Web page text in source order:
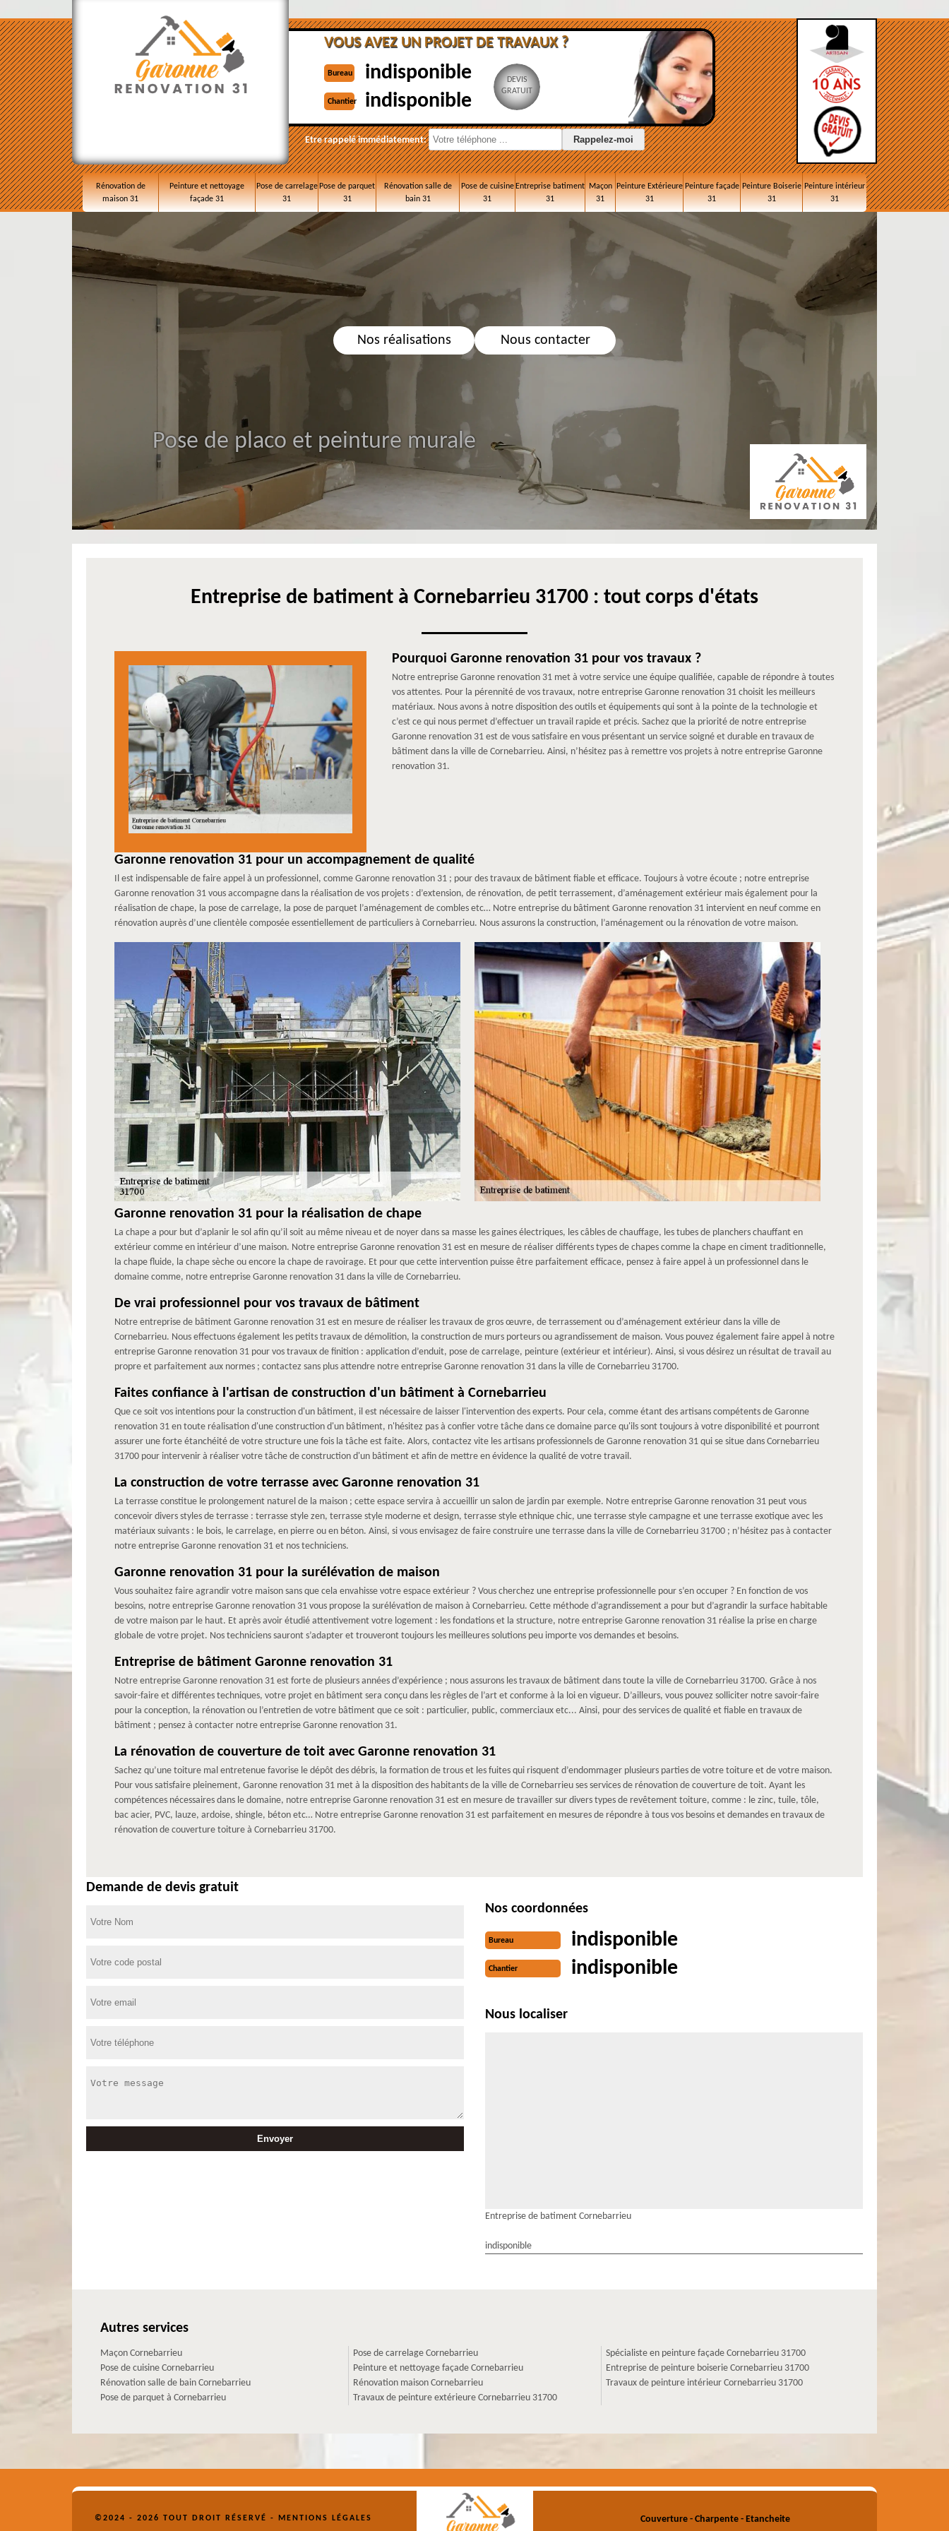
VOUS AVEZ UN PROJET DE TRAVAUX ?
Bureau indisponible
Chantier indisponible
DEVIS
GRATUIT
Etre rappelé immédiatement:
Rénovation de
maison 31
Peinture et nettoyage
façade 31
Pose de carrelage
31
Pose de parquet
31
Rénovation salle de
bain 31
Pose de cuisine
31
Entreprise batiment
31
Maçon
31
Peinture Extérieure
31
Peinture façade
31
Peinture Boiserie
31
Peinture intérieur
31
Nos réalisations Nous contacter
Pose de placo et peinture murale
Entreprise de batiment à Cornebarrieu 31700 : tout corps d'états
Pourquoi Garonne renovation 31 pour vos travaux ?
Notre entreprise Garonne renovation 31 met à votre service une équipe qualifiée, capable de répondre à toutes
vos attentes. Pour la pérennité de vos travaux, notre entreprise Garonne renovation 31 choisit les meilleurs
matériaux. Nous avons à notre disposition des outils et équipements qui sont à la pointe de la technologie et
c’est ce qui nous permet d’effectuer un travail rapide et précis. Sachez que la priorité de notre entreprise
Garonne renovation 31 est de vous satisfaire en vous présentant un service soigné et durable en travaux de
bâtiment dans la ville de Cornebarrieu. Ainsi, n’hésitez pas à remettre vos projets à notre entreprise Garonne
renovation 31.
Garonne renovation 31 pour un accompagnement de qualité
Il est indispensable de faire appel à un professionnel, comme Garonne renovation 31 ; pour des travaux de bâtiment fiable et efficace. Toujours à votre écoute ; notre entreprise
Garonne renovation 31 vous accompagne dans la réalisation de vos projets : d’extension, de rénovation, de petit terrassement, d’aménagement extérieur mais également pour la
réalisation de chape, la pose de carrelage, la pose de parquet l’aménagement de combles etc… Notre entreprise du bâtiment Garonne renovation 31 intervient en neuf comme en
rénovation auprès d’une clientèle composée essentiellement de particuliers à Cornebarrieu. Nous assurons la construction, l’aménagement ou la rénovation de votre maison.
Garonne renovation 31 pour la réalisation de chape
La chape a pour but d’aplanir le sol afin qu’il soit au même niveau et de noyer dans sa masse les gaines électriques, les câbles de chauffage, les tubes de planchers chauffant en
extérieur comme en intérieur d’une maison. Notre entreprise Garonne renovation 31 est en mesure de réaliser différents types de chapes comme la chape en ciment traditionnelle,
la chape fluide, la chape sèche ou encore la chape de ravoirage. Et pour que cette intervention puisse être parfaitement efficace, pensez à faire appel à un professionnel dans le
domaine comme, notre entreprise Garonne renovation 31 dans la ville de Cornebarrieu.
De vrai professionnel pour vos travaux de bâtiment
Notre entreprise de bâtiment Garonne renovation 31 est en mesure de réaliser les travaux de gros œuvre, de terrassement ou d’aménagement extérieur dans la ville de
Cornebarrieu. Nous effectuons également les petits travaux de démolition, la construction de murs porteurs ou agrandissement de maison. Vous pouvez également faire appel à notre
entreprise Garonne renovation 31 pour vos travaux de finition : application d’enduit, pose de carrelage, peinture (extérieur et intérieur). Ainsi, si vous désirez un résultat de travail au
propre et parfaitement aux normes ; contactez sans plus attendre notre entreprise Garonne renovation 31 dans la ville de Cornebarrieu 31700.
Faites confiance à l'artisan de construction d'un bâtiment à Cornebarrieu
Que ce soit vos intentions pour la construction d'un bâtiment, il est nécessaire de laisser l'intervention des experts. Pour cela, comme étant des artisans compétents de Garonne
renovation 31 en toute réalisation d'une construction d'un bâtiment, n'hésitez pas à confier votre tâche dans ce domaine parce qu'ils sont toujours à votre disponibilité et pourront
assurer une forte étanchéité de votre structure une fois la tâche est faite. Alors, contactez vite les artisans professionnels de Garonne renovation 31 qui se situe dans Cornebarrieu
31700 pour intervenir à réaliser votre tâche de construction d'un bâtiment et afin de mettre en évidence la qualité de votre travail.
La construction de votre terrasse avec Garonne renovation 31
La terrasse constitue le prolongement naturel de la maison ; cette espace servira à accueillir un salon de jardin par exemple. Notre entreprise Garonne renovation 31 peut vous
concevoir divers styles de terrasse : terrasse style zen, terrasse style moderne et design, terrasse style ethnique chic, une terrasse style campagne et une terrasse exotique avec les
matériaux suivants : le bois, le carrelage, en pierre ou en béton. Ainsi, si vous envisagez de faire construire une terrasse dans la ville de Cornebarrieu 31700 ; n’hésitez pas à contacter
notre entreprise Garonne renovation 31 et nos techniciens.
Garonne renovation 31 pour la surélévation de maison
Vous souhaitez faire agrandir votre maison sans que cela envahisse votre espace extérieur ? Vous cherchez une entreprise professionnelle pour s’en occuper ? En fonction de vos
besoins, notre entreprise Garonne renovation 31 vous propose la surélévation de maison à Cornebarrieu. Cette méthode d’agrandissement a pour but d’agrandir la surface habitable
de votre maison par le haut. Et après avoir étudié attentivement votre logement : les fondations et la structure, notre entreprise Garonne renovation 31 réalise la prise en charge
globale de votre projet. Nos techniciens sauront s’adapter et trouveront toujours les meilleures solutions peu importe vos demandes et besoins.
Entreprise de bâtiment Garonne renovation 31
Notre entreprise Garonne renovation 31 est forte de plusieurs années d’expérience ; nous assurons les travaux de bâtiment dans toute la ville de Cornebarrieu 31700. Grâce à nos
savoir-faire et différentes techniques, votre projet en bâtiment sera conçu dans les règles de l’art et conforme à la loi en vigueur. D’ailleurs, vous pouvez solliciter notre savoir-faire
pour la conception, la rénovation ou l’entretien de votre bâtiment que ce soit : particulier, public, commerciaux etc... Ainsi, pour des services de qualité et fiable en travaux de
bâtiment ; pensez à contacter notre entreprise Garonne renovation 31.
La rénovation de couverture de toit avec Garonne renovation 31
Sachez qu’une toiture mal entretenue favorise le dépôt des débris, la formation de trous et les fuites qui risquent d’endommager plusieurs parties de votre toiture et de votre maison.
Pour vous satisfaire pleinement, Garonne renovation 31 met à la disposition des habitants de la ville de Cornebarrieu ses services de rénovation de couverture de toit. Ayant les
compétences nécessaires dans le domaine, notre entreprise Garonne renovation 31 est en mesure de travailler sur divers types de revêtement toiture, comme : le zinc, tuile, tôle,
bac acier, PVC, lauze, ardoise, shingle, béton etc… Notre entreprise Garonne renovation 31 est parfaitement en mesures de répondre à tous vos besoins et demandes en travaux de
rénovation de couverture toiture à Cornebarrieu 31700.
Demande de devis gratuit
Nos coordonnées
Bureau indisponible
Chantier indisponible
Nous localiser
Entreprise de batiment Cornebarrieu
indisponible
Autres services
Maçon Cornebarrieu
Pose de cuisine Cornebarrieu
Rénovation salle de bain Cornebarrieu
Pose de parquet à Cornebarrieu
Pose de carrelage Cornebarrieu
Peinture et nettoyage façade Cornebarrieu
Rénovation maison Cornebarrieu
Travaux de peinture extérieure Cornebarrieu 31700
Spécialiste en peinture façade Cornebarrieu 31700
Entreprise de peinture boiserie Cornebarrieu 31700
Travaux de peinture intérieur Cornebarrieu 31700
©2024 - 2026 TOUT DROIT RÉSERVÉ - MENTIONS LÉGALES Couverture - Charpente - Etancheite